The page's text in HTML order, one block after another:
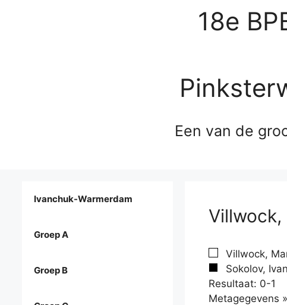
18e
Een van de
Villwock,
Villwock,
Sokolov,
Resultaat: 0-1
Metagegevens »
Ivanchuk-Warmerdam
Groep A
Groep B